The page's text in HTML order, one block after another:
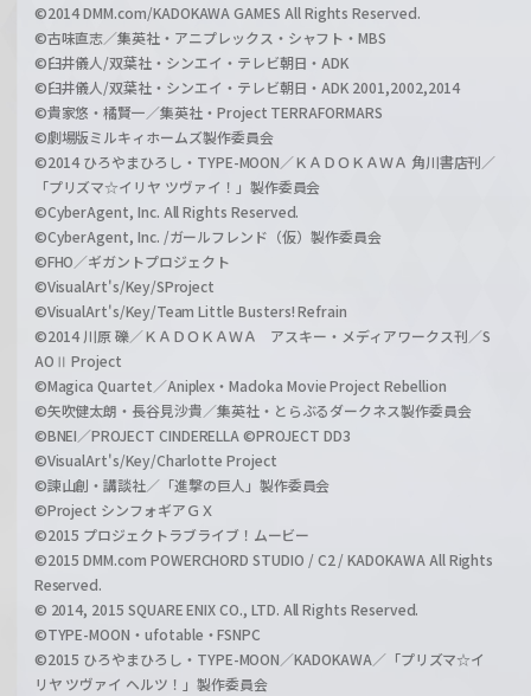
©2014 DMM.com/KADOKAWA GAMES All Rights Reserved.
©古味直志／集英社・アニプレックス・シャフト・MBS
©臼井儀人/双葉社・シンエイ・テレビ朝日・ADK
©臼井儀人/双葉社・シンエイ・テレビ朝日・ADK 2001,2002,2014
©貴家悠・橘賢一／集英社・Project TERRAFORMARS
©劇場版ミルキィホームズ製作委員会
©2014 ひろやまひろし・TYPE-MOON／ＫＡＤＯＫＡＷＡ 角川書店刊／
「プリズマ☆イリヤ ツヴァイ！」製作委員会
©CyberAgent, Inc. All Rights Reserved.
©CyberAgent, Inc. /ガールフレンド（仮）製作委員会
©FHO／ギガントプロジェクト
©VisualArt's/Key/SProject
©VisualArt's/Key/Team Little Busters! Refrain
©2014 川原 礫／ＫＡＤＯＫＡＷＡ アスキー・メディアワークス刊／S
AOⅡ Project
©Magica Quartet／Aniplex・Madoka Movie Project Rebellion
©矢吹健太朗・長谷見沙貴／集英社・とらぶるダークネス製作委員会
©BNEI／PROJECT CINDERELLA ©PROJECT DD3
©VisualArt's/Key/Charlotte Project
©諫山創・講談社／「進撃の巨人」製作委員会
©Project シンフォギアＧＸ
©2015 プロジェクトラブライブ！ムービー
©2015 DMM.com POWERCHORD STUDIO / C2 / KADOKAWA All Rights
Reserved.
© 2014, 2015 SQUARE ENIX CO., LTD. All Rights Reserved.
©TYPE-MOON・ufotable・FSNPC
©2015 ひろやまひろし・TYPE-MOON／KADOKAWA／「プリズマ☆イ
リヤ ツヴァイ ヘルツ！」製作委員会